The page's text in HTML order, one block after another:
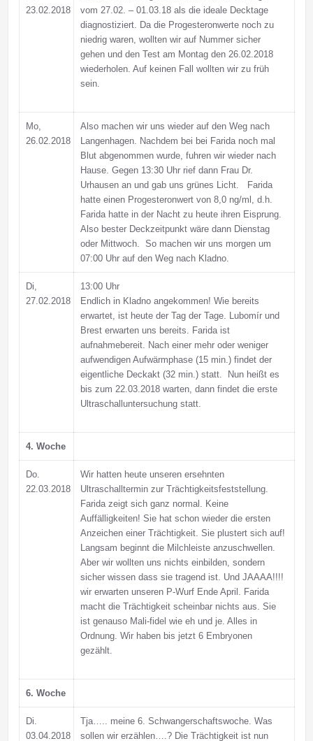
23.02.2018
vom 27.02. – 01.03.18 als die ideale Decktage
diagnostiziert. Da die Progesteronwerte noch zu
niedrig waren, wollten wir auf Nummer sicher
gehen und den Test am Montag den 26.02.2018
wiederholen. Auf keinen Fall wollten wir zu früh
sein.
Mo,
26.02.2018
Also machen wir uns wieder auf den Weg nach
Langenhagen. Nachdem bei bei Farida noch mal
Blut abgenommen wurde, fuhren wir wieder nach
Hause. Gegen 13:30 Uhr rief dann Frau Dr.
Urhausen an und gab uns grünes Licht. Farida
hatte einen Progesteronwert von 8,0 ng/ml, d.h.
Farida hatte in der Nacht zu heute ihren Eisprung.
Also bester Deckzeitpunkt wäre dann Dienstag
oder Mittwoch. So machen wir uns morgen um
07:00 Uhr auf den Weg nach Kladno.
Di,
27.02.2018
13:00 Uhr
Endlich in Kladno angekommen! Wie bereits
erwartet, ist heute der Tag der Tage. Lubomír und
Brest erwarten uns bereits. Farida ist
aufnahmebereit. Nach einer mehr oder weniger
aufwendigen Aufwärmphase (15 min.) findet der
eigentliche Deckakt (32 min.) statt. Nun heißt es
bis zum 22.03.2018 warten, dann findet die erste
Ultraschalluntersuchung statt.
4. Woche
Do.
22.03.2018
Wir hatten heute unseren ersehnten
Ultraschalltermin zur Trächtigkeitsfeststellung.
Farida zeigt sich ganz normal. Keine
Auffälligkeiten! Sie hat schon wieder die ersten
Anzeichen einer Trächtigkeit. Sie plustert sich auf!
Langsam beginnt die Milchleiste anzuschwellen.
Aber wir wollten uns nichts einbilden, sondern
sicher wissen dass sie tragend ist. Und JAAAA!!!!
wir erwarten unseren P-Wurf Ende April. Farida
macht die Trächtigkeit scheinbar nichts aus. Sie
ist genauso Mali-fidel wie eh und je. Alles in
Ordnung. Wir haben bis jetzt 6 Embryonen
gezählt.
6. Woche
Di.
03.04.2018
Tja….. meine 6. Schwangerschaftswoche. Was
sollen wir erzählen….? Die Trächtigkeit ist nun